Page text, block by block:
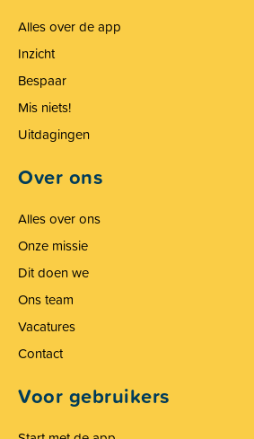
Alles over de app
Inzicht
Bespaar
Mis niets!
Uitdagingen
Over ons
Alles over ons
Onze missie
Dit doen we
Ons team
Vacatures
Contact
Voor gebruikers